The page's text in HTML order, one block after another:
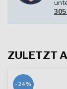
ZULETZT
-24%